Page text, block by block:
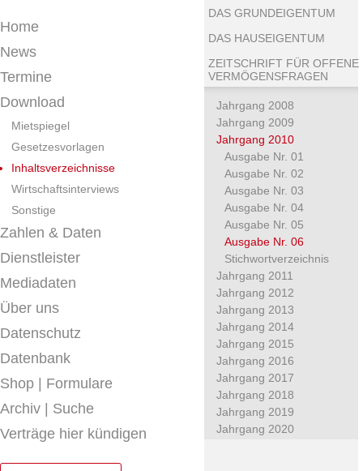
Home
News
Termine
Download
Mietspiegel
Gesetzesvorlagen
Inhaltsverzeichnisse
Wirtschaftsinterviews
Sonstige
Zahlen & Daten
Dienstleister
Mediadaten
Über uns
Datenschutz
Datenbank
Shop | Formulare
Archiv | Suche
Verträge hier kündigen
DAS GRUNDEIGENTUM
DAS HAUSEIGENTUM
ZEITSCHRIFT FÜR OFFENE
VERMÖGENSFRAGEN
Jahrgang 2008
Jahrgang 2009
Jahrgang 2010
Ausgabe Nr. 01
Ausgabe Nr. 02
Ausgabe Nr. 03
Ausgabe Nr. 04
Ausgabe Nr. 05
Ausgabe Nr. 06
Stichwortverzeichnis
Jahrgang 2011
Jahrgang 2012
Jahrgang 2013
Jahrgang 2014
Jahrgang 2015
Jahrgang 2016
Jahrgang 2017
Jahrgang 2018
Jahrgang 2019
Jahrgang 2020